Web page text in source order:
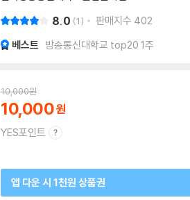
8.0 1 판매지수 402
베스트 방송통신대학교 top20 1주
10,000원
10,000
YES포인트
앱 다운 시 1천원 상품권